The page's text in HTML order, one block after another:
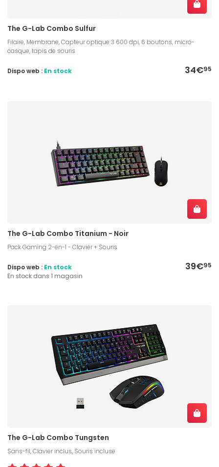
The G-Lab Combo Sulfur
Filaire, Membrane, Capteur optique 3 600 dpi, 6 boutons, micro-
casque, tapis de souris
34€95
Dispo web : En stock
The G-Lab Combo Titanium - Noir
Pack Gaming 2-en-1 - Clavier + Souris
39€95
Dispo web : En stock
En stock dans 1 magasin
The G-Lab Combo Tungsten
Sans-fil, Clavier inclus, Souris incluse